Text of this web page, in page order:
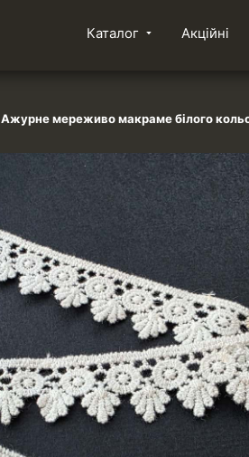
Каталог Акційні
Ажурне мереживо макраме білого